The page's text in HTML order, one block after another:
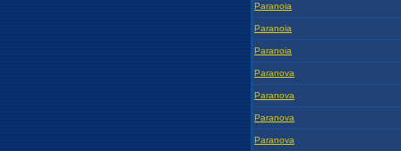
Paranoia
Paranoia
Paranoia
Paranova
Paranova
Paranova
Paranova